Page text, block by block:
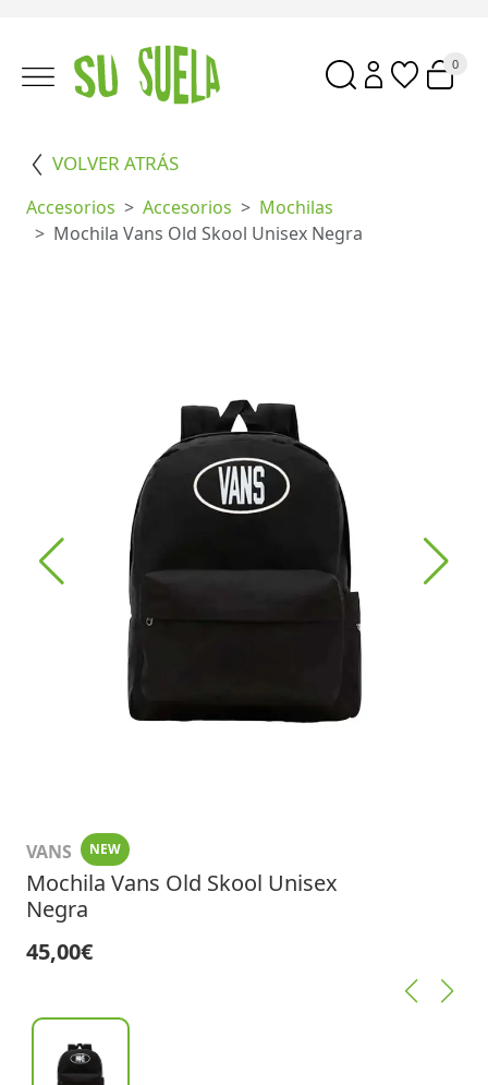
0
VOLVER ATRÁS
Accesorios Accesorios
Mochilas
Mochila Vans Old Skool Unisex Negra
VANS NEW
Mochila Vans Old Skool Unisex
Negra
45,00€